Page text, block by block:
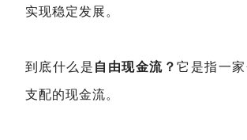
实现稳定发展。
到底什么是 自由现金流？它是指一
支配的现金流。